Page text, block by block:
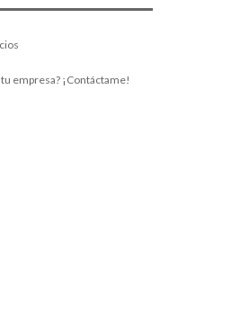
empresa? ¡Contáctame!